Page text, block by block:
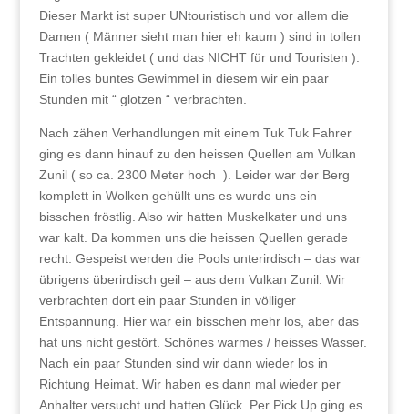
Dieser Markt ist super UNtouristisch und vor allem die
Damen ( Männer sieht man hier eh kaum ) sind in tollen
Trachten gekleidet ( und das NICHT für und Touristen ).
Ein tolles buntes Gewimmel in diesem wir ein paar
Stunden mit “ glotzen “ verbrachten.
Nach zähen Verhandlungen mit einem Tuk Tuk Fahrer
ging es dann hinauf zu den heissen Quellen am Vulkan
Zunil ( so ca. 2300 Meter hoch ). Leider war der Berg
komplett in Wolken gehüllt uns es wurde uns ein
bisschen fröstlig. Also wir hatten Muskelkater und uns
war kalt. Da kommen uns die heissen Quellen gerade
recht. Gespeist werden die Pools unterirdisch – das war
übrigens überirdisch geil – aus dem Vulkan Zunil. Wir
verbrachten dort ein paar Stunden in völliger
Entspannung. Hier war ein bisschen mehr los, aber das
hat uns nicht gestört. Schönes warmes / heisses Wasser.
Nach ein paar Stunden sind wir dann wieder los in
Richtung Heimat. Wir haben es dann mal wieder per
Anhalter versucht und hatten Glück. Per Pick Up ging es